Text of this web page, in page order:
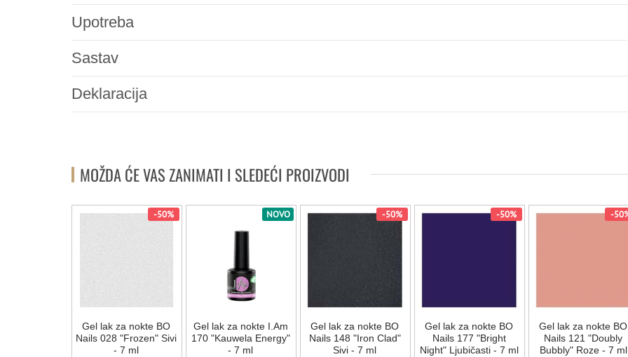
Upotreba
Sastav
Deklaracija
MOŽDA ĆE VAS ZANIMATI I SLEDEĆI PROIZVODI
-50%
Gel lak za nokte BO
Nails 028 "Frozen" Sivi
- 7 ml
NOVO
Gel lak za nokte I.Am
170 "Kauwela Energy"
- 7 ml
-50%
Gel lak za nokte BO
Nails 148 "Iron Clad"
Sivi - 7 ml
-50%
Gel lak za nokte BO
Nails 177 "Bright
Night" Ljubičasti - 7 ml
-
Gel lak za nokte BO
Nails 121 "Doubly
Bubbly" Roze - 7 ml